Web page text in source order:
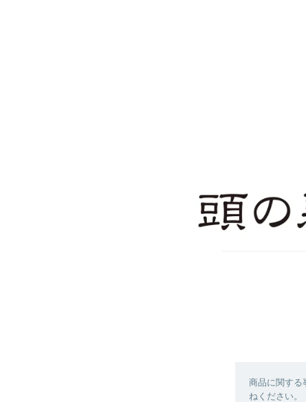
商品に関する
ねください。